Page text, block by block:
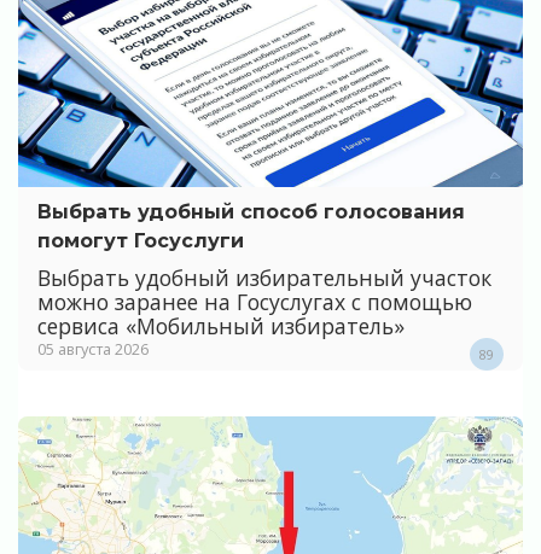
Выбрать удобный способ голосования
помогут Госуслуги
Выбрать удобный избирательный участок
можно заранее на Госуслугах с помощью
сервиса «Мобильный избиратель»
05 августа 2026 89